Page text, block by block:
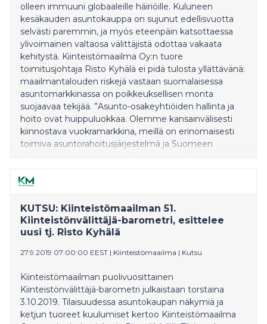
olleen immuuni globaaleille häiriöille. Kuluneen
kesäkauden asuntokauppa on sujunut edellisvuotta
selvästi paremmin, ja myös eteenpäin katsottaessa
ylivoimainen valtaosa välittäjistä odottaa vakaata
kehitystä. Kiinteistömaailma Oy:n tuore
toimitusjohtaja Risto Kyhälä ei pidä tulosta yllättävänä:
maailmantalouden riskejä vastaan suomalaisessa
asuntomarkkinassa on poikkeuksellisen monta
suojaavaa tekijää. ”Asunto-osakeyhtiöiden hallinta ja
hoito ovat huippuluokkaa. Olemme kansainvälisesti
kiinnostava vuokramarkkina, meillä on erinomaisesti
toimiva asuntorahoitusjärjestelmä ja Suomeen
asuntomarkkina on maailman kärkeä”, Kyhälä sanoo.
KUTSU: Kiinteistömaailman 51.
Kiinteistönvälittäjä-barometri, esittelee
uusi tj. Risto Kyhälä
27.9.2019 07:00:00 EEST | Kiinteistömaailma | Kutsu
Kiinteistömaailman puolivuosittainen
Kiinteistönvälittäjä-barometri julkaistaan torstaina
3.10.2019. Tilaisuudessa asuntokaupan näkymiä ja
ketjun tuoreet kuulumiset kertoo Kiinteistömaailma